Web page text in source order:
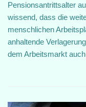
Pensionsantrittsalter
wissend, dass die
menschlichen
anhaltende
dem Arbeitsmarkt